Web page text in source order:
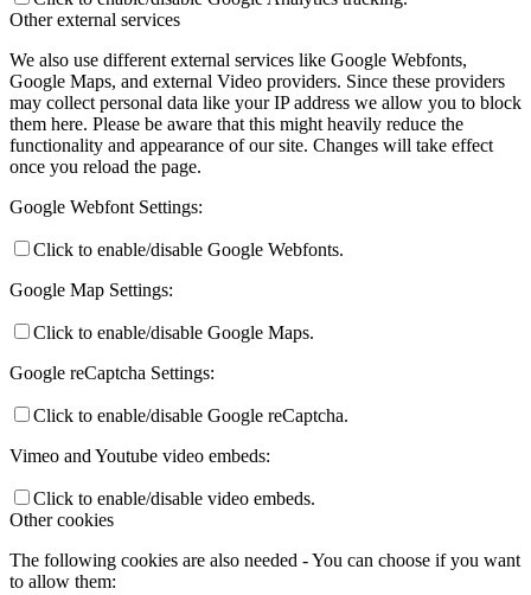
Other external services
We also use different external services like Google Webfonts,
Google Maps, and external Video providers. Since these providers
may collect personal data like your IP address we allow you to block
them here. Please be aware that this might heavily reduce the
functionality and appearance of our site. Changes will take effect
once you reload the page.
Google Webfont Settings:
Click to enable/disable Google Webfonts.
Google Map Settings:
Click to enable/disable Google Maps.
Google reCaptcha Settings:
Click to enable/disable Google reCaptcha.
Vimeo and Youtube video embeds:
Click to enable/disable video embeds.
Other cookies
The following cookies are also needed - You can choose if you want
to allow them: